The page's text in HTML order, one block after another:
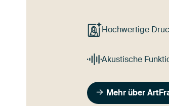
Hochwertige
Akustische
Mehr über